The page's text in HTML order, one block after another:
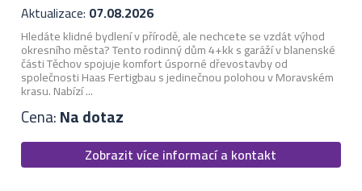
Aktualizace: 07.08.2026
Hledáte klidné bydlení v přírodě, ale nechcete se vzdát výhod
okresního města? Tento rodinný dům 4+kk s garáží v blanenské
části Těchov spojuje komfort úsporné dřevostavby od
společnosti Haas Fertigbau s jedinečnou polohou v Moravském
krasu. Nabízí ...
Cena:Na dotaz
Zobrazit více informací a kontakt